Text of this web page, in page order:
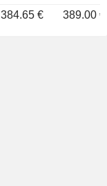
384.65 € 389.00 €